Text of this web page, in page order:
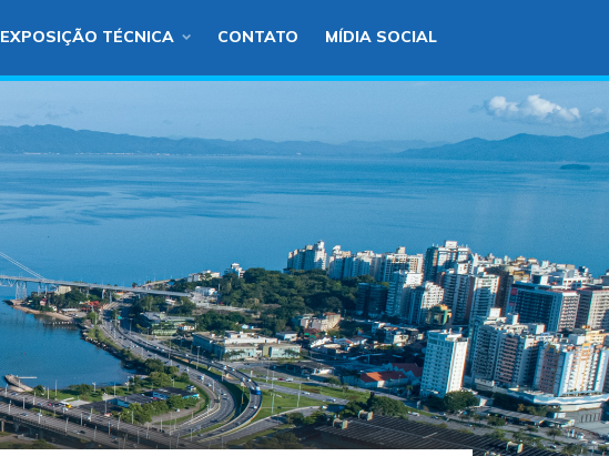
EXPOSIÇÃO TÉCNICA CONTATO MÍDIA SOCIAL